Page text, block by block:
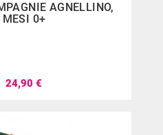
AGNELLINO,
MESI 0+
24,90 €